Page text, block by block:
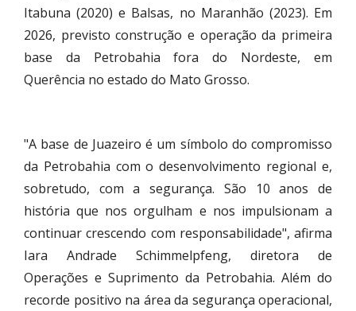
Itabuna (2020) e Balsas, no Maranhão (2023). Em
2026, previsto construção e operação da primeira
base da Petrobahia fora do Nordeste, em
Querência no estado do Mato Grosso.
"A base de Juazeiro é um símbolo do compromisso
da Petrobahia com o desenvolvimento regional e,
sobretudo, com a segurança. São 10 anos de
história que nos orgulham e nos impulsionam a
continuar crescendo com responsabilidade", afirma
Iara Andrade Schimmelpfeng, diretora de
Operações e Suprimento da Petrobahia. Além do
recorde positivo na área da segurança operacional,